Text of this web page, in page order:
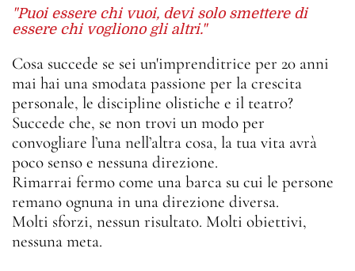
"Puoi essere chi vuoi, devi solo smettere di
essere chi vogliono gli altri."
Cosa succede se sei un'imprenditrice per 20 anni
mai hai una smodata passione per la crescita
personale, le discipline olistiche e il teatro?
Succede che, se non trovi un modo per
convogliare l’una nell’altra cosa, la tua vita avrà
poco senso e nessuna direzione.
Rimarrai fermo come una barca su cui le persone
remano ognuna in una direzione diversa.
Molti sforzi, nessun risultato. Molti obiettivi,
nessuna meta.